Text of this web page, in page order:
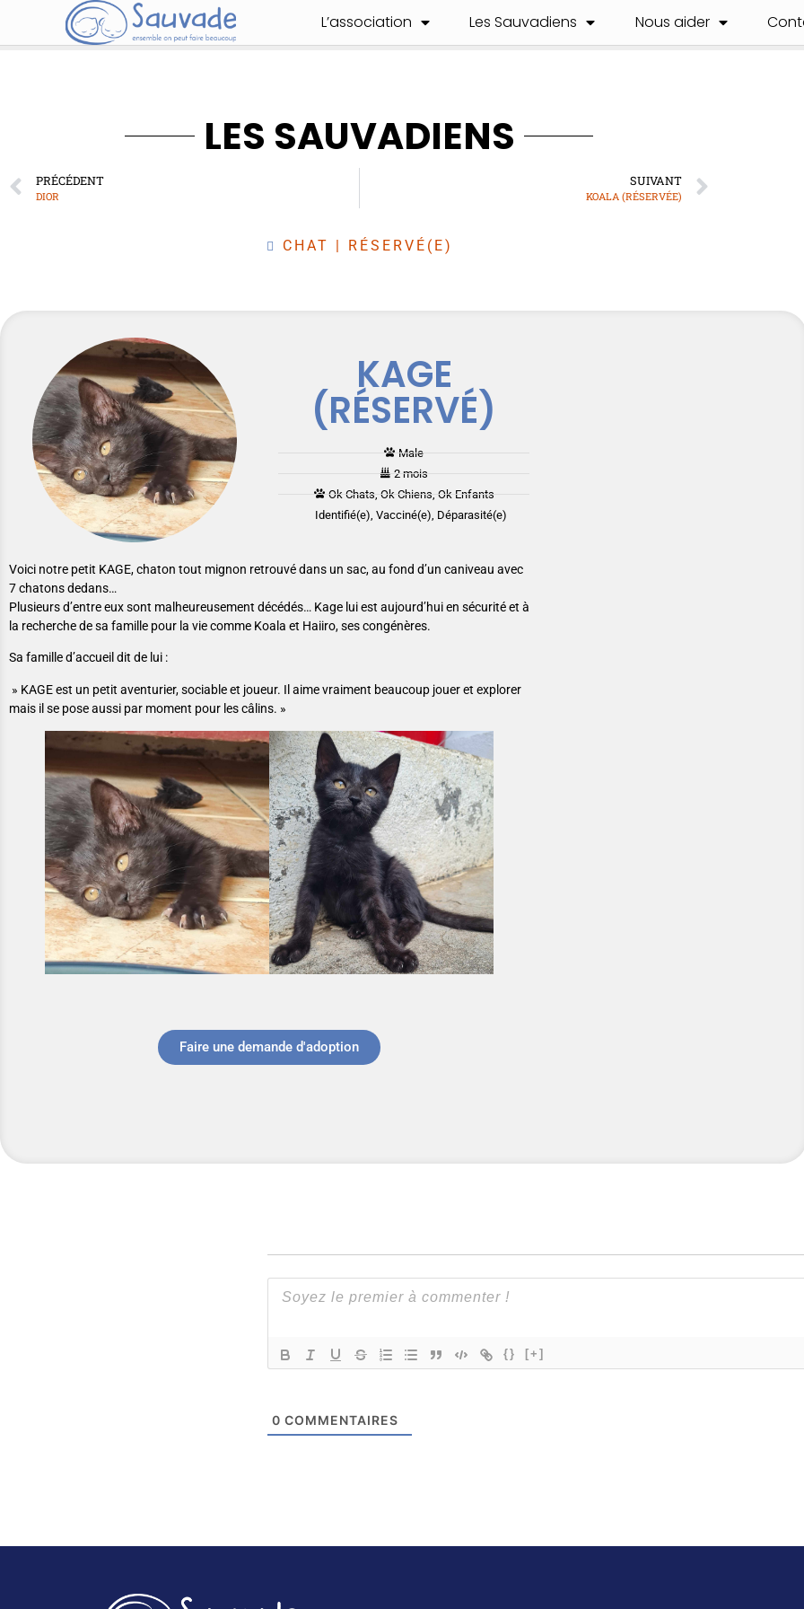
L’association Les Sauvadiens Nous aider
LES SAUVADIENS
PRÉCÉDENT
DIOR
SUIVANT
KOALA (RÉSERVÉE)
CHAT | RÉSERVÉ(E)
KAGE
(RÉSERVÉ)
Male
2 mois
Ok Chats, Ok Chiens, Ok Enfants
Identifié(e), Vacciné(e), Déparasité(e)
Voici notre petit KAGE, chaton tout mignon retrouvé dans un sac, au fond d’un caniveau avec
7 chatons dedans…
Plusieurs d’entre eux sont malheureusement décédés… Kage lui est aujourd’hui en sécurité et à
la recherche de sa famille pour la vie comme Koala et Haiiro, ses congénères.
Sa famille d’accueil dit de lui :
» KAGE est un petit aventurier, sociable et joueur. Il aime vraiment beaucoup jouer et explorer
mais il se pose aussi par moment pour les câlins. »
Faire une demande d'adoption
{} [+]
0 COMMENTAIRES